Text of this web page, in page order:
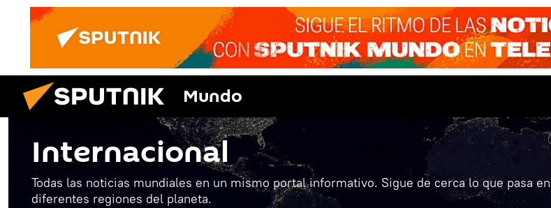
Mundo
Internacional
Todas las noticias mundiales en un mismo portal informativo. Sigue de cerca lo que pasa en
diferentes regiones del planeta.